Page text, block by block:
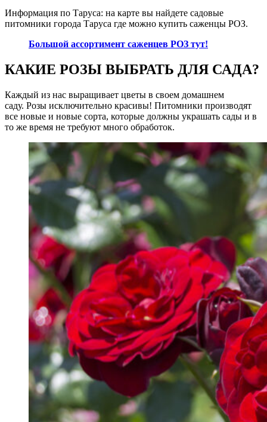
Информация по Таруса: на карте вы найдете садовые
питомники города Таруса где можно купить саженцы РОЗ.
Большой ассортимент саженцев РОЗ тут!
КАКИЕ РОЗЫ ВЫБРАТЬ ДЛЯ САДА?
Каждый из нас выращивает цветы в своем домашнем
саду. Розы исключительно красивы! Питомники производят
все новые и новые сорта, которые должны украшать сады и в
то же время не требуют много обработок.